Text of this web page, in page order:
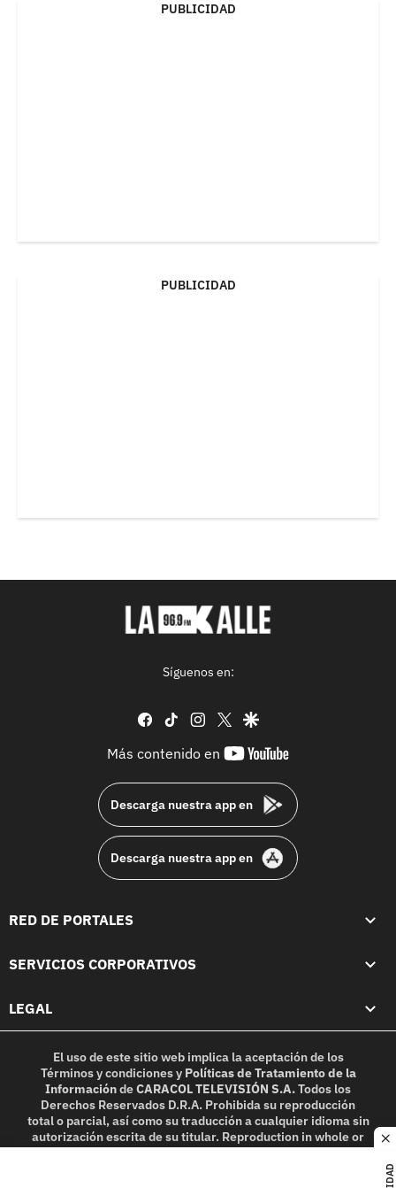
PUBLICIDAD
PUBLICIDAD
Síguenos en:
facebook
tiktok instagram
twittergoogle
Más contenido en
youtube-
Descarga nuestra app en
Descarga nuestra app en
RED DE PORTALES
SERVICIOS CORPORATIVOS
LEGAL
El uso de este sitio web implica la aceptación de los
Términos y condicionesy Políticas de Tratamiento de la
InformacióndeCARACOL TELEVISIÓN S.A.Todos los
Derechos Reservados D.R.A. Prohibida su reproducción
total o parcial, así como su traducción a cualquier idioma sin
autorización escrita de su titular. Reproduction in whole or
in part, or translation without written permission is